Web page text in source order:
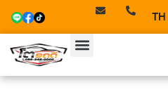
TH
EN